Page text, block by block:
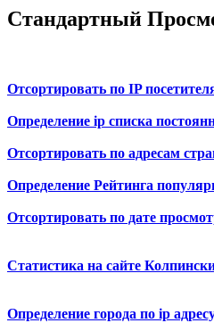
Стандартный
Отсортировать по IP
Определение ip списка
Отсортировать по адресам
Определение Рейтинга
Отсортировать по дате
Статистика на сайте
Определение города по ip